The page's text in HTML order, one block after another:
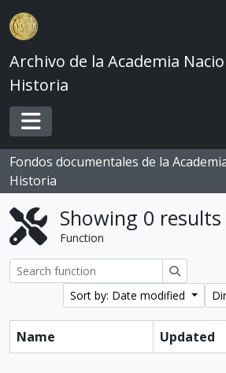
Skip to main content
Archivo de la Academia
Historia
Toggle navigation
Fondos documentales de la
Historia
Showing 0 results
Function
Sort by: Date modified
Name Updated